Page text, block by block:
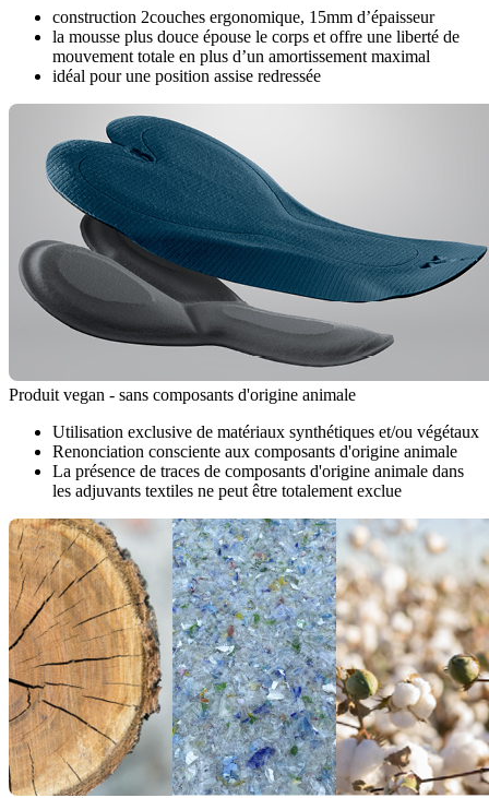
construction 2couches ergonomique, 15mm d’épaisseur
la mousse plus douce épouse le corps et offre une liberté de
mouvement totale en plus d’un amortissement maximal
idéal pour une position assise redressée
Produit vegan - sans composants d'origine animale
Utilisation exclusive de matériaux synthétiques et/ou végétaux
Renonciation consciente aux composants d'origine animale
La présence de traces de composants d'origine animale dans
les adjuvants textiles ne peut être totalement exclue